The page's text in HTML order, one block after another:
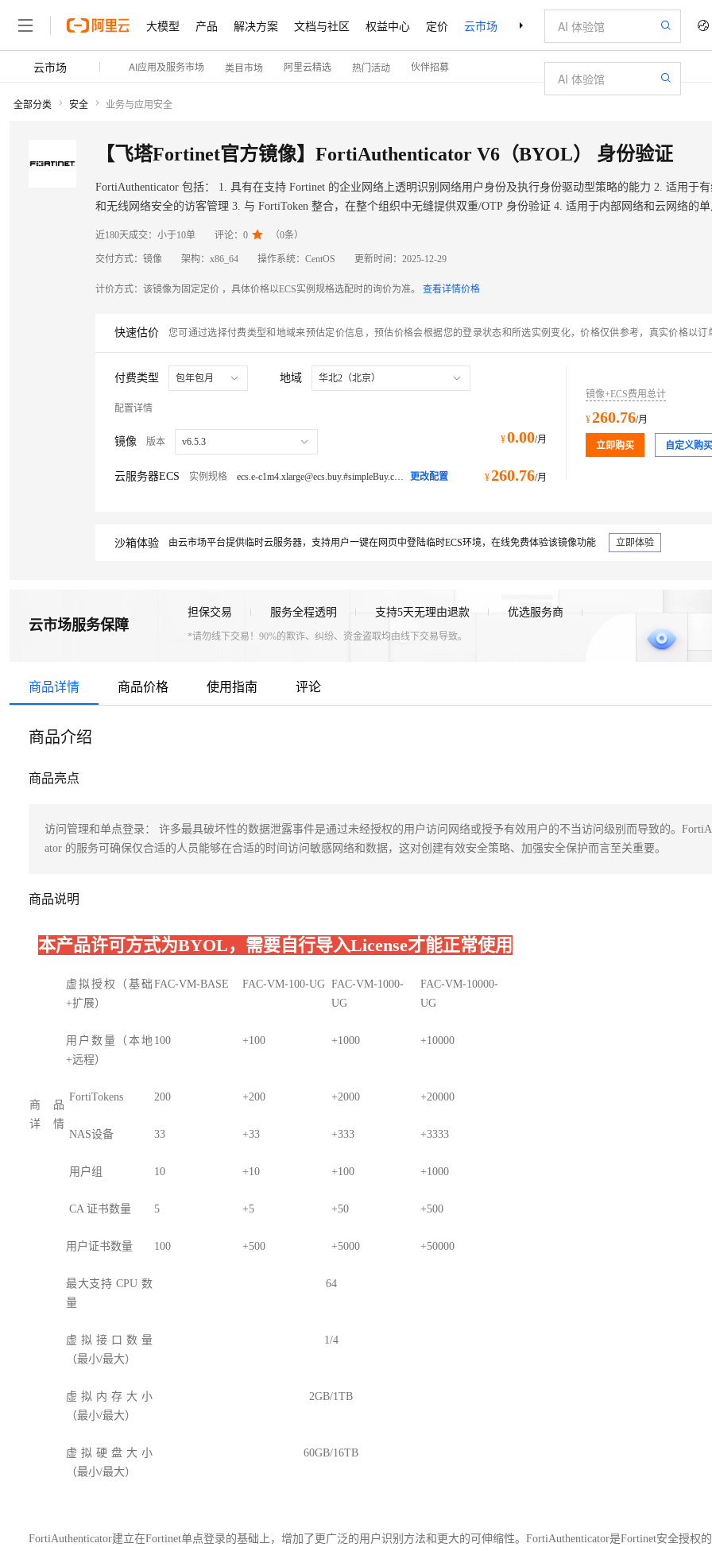
大模型 产品 解决方案 文档与社区 权益中心 定价 云市场 合作伙伴 支持与服务 了解阿里云
云市场 AI应用及服务市场 类目市场 阿里云精选 热门活动 伙伴招募
全部分类 安全 业务与应用安全
【飞塔Fortinet官方镜像】FortiAuthenticator V6（BYOL） 身份验证
FortiAuthenticator 包括： 1. 具有在支持 Fortinet 的企业网络上透明识别网络用户身份及执行身份驱动型策略的能力 2. 适用于有线网络安全
和无线网络安全的访客管理 3. 与 FortiToken 整合，在整个组织中无缝提供双重/OTP 身份验证 4. 适用于内部网络和云网络的单点登录功能
近180天成交： 小于10单 评论： 0  （0条）
交付方式： 镜像 架构： x86_64 操作系统： CentOS 更新时间： 2025-12-29
计价方式： 该镜像为固定定价 ，具体价格以ECS实例规格选配时的询价为准。 查看详情价格
快速估价 您可通过选择付费类型和地域来预估定价信息，预估价格会根据您的登录状态和所选实例变化，价格仅供参考，真实价格以订
付费类型 包年包月 地域 华北2（北京）
配置详情
镜像 版本 v6.5.3 ¥0.00/月
云服务器ECS 实例规格 ecs.e-c1m4.xlarge@ecs.buy.#simpleBuy.cpu.memory经济型 e 更改配置 ¥260.76/月
镜像+ECS费用总计
¥260.76/月
立即购买 自定义购买
沙箱体验 由云市场平台提供临时云服务器，支持用户一键在网页中登陆临时ECS环境，在线免费体验该镜像功能 立即体验
云市场服务保障
担保交易 服务全程透明 支持5天无理由退款 优选服务商
*请勿线下交易！90%的欺诈、纠纷、资金盗取均由线下交易导致。
商品详情 商品价格 使用指南 评论
商品介绍
商品亮点
访问管理和单点登录： 许多最具破坏性的数据泄露事件是通过未经授权的用户访问网络或授予有效用户的不当访问级别而导致的。
ator 的服务可确保仅合适的人员能够在合适的时间访问敏感网络和数据，这对创建有效安全策略、加强安全保护而言至关重要。
商品说明
本产品许可方式为BYOL，需要自行导入License才能正常使用
商品
详 情
虚拟授权（基础
+扩展）
FAC-VM-BASE FAC-VM-100-UG FAC-VM-1000-
UG
FAC-VM-10000-
UG
用户数量（本地
+远程）
100 +100 +1000 +10000
FortiTokens 200 +200 +2000 +20000
NAS设备 33 +33 +333 +3333
用户组 10 +10 +100 +1000
CA 证书数量 5 +5 +50 +500
用户证书数量 100 +500 +5000 +50000
最大支持 CPU 数
量
64
虚拟接口数量
（最小/最大）
1/4
虚拟内存大小
（最小/最大）
2GB/1TB
虚拟硬盘大小
（最小/最大）
60GB/16TB
FortiAuthenticator建立在Fortinet单点登录的基础上，增加了更广泛的用户识别方法和更大的可伸缩性。FortiAuthenticator是Fortinet安全授权